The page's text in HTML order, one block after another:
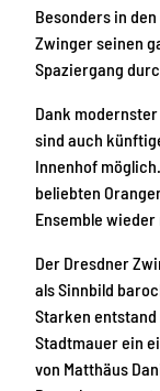
Besonders in
Zwinger seinen
Spaziergang
Dank
sind auch
Innenhof
beliebten
Ensemble
Der Dresdner
als Sinnbild
Starken
Stadtmauer ein
von Matthäus